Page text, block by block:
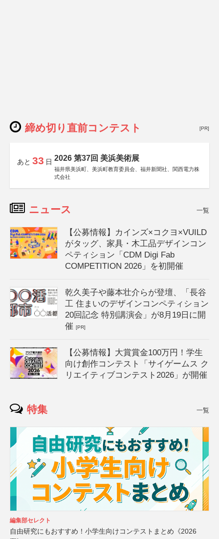
締め切り直前コンテスト [PR]
あと 33 日 2026 第37回 美浜美術展
福井県美浜町、美浜町教育委員会、福井新聞社、関西電力株
式会社
ニュース 一覧
【公募情報】カインズ×コクヨ×VUILD
がタッグ、家具・木工品デザインコン
ペティション「CDM Digi Fab
COMPETITION 2026」を初開催
乾久美子や藤本壮介らが登壇、「長谷
工 住まいのデザインコンペティション
20回記念 特別講演会」が8月19日に開
催[PR]
【公募情報】大賞賞金100万円！学生
向け創作コンテスト「サイゲームス ク
リエイティブコンテスト2026」が開催
特集 一覧
編集部セレクト
自由研究にもおすすめ！小学生向けコンテストまとめ《2026